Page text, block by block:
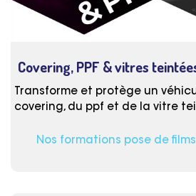
Covering, PPF & vitres
Transforme et protège un
covering, du ppf et de la vitre
Nos formations pose de films